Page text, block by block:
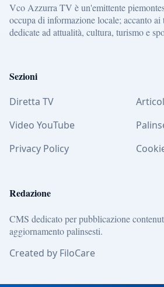
Vco Azzurra TV è un'emittente
occupa di informazione locale; accanto
dedicate ad attualità, cultura, turismo e
Sezioni
Diretta TV
Video YouTube
Privacy Policy
Redazione
CMS dedicato per pubblicazione
aggiornamento palinsesti.
Created by FiloCare